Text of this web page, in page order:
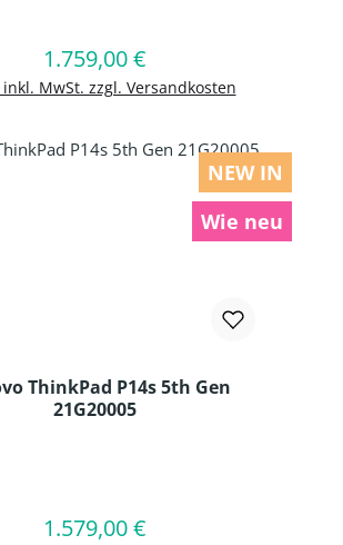
Regulärer Preis:
1.759,00 €
inkl. MwSt. zzgl. Versandkosten
In den Warenkorb
NEW IN
Wie neu
ThinkPad P14s 5th Gen
21G20005
Regulärer Preis:
1.579,00 €
In den Warenkorb